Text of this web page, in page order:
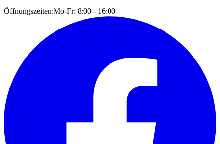
Öffnungszeiten:Mo-Fr: 8:00 - 16:00